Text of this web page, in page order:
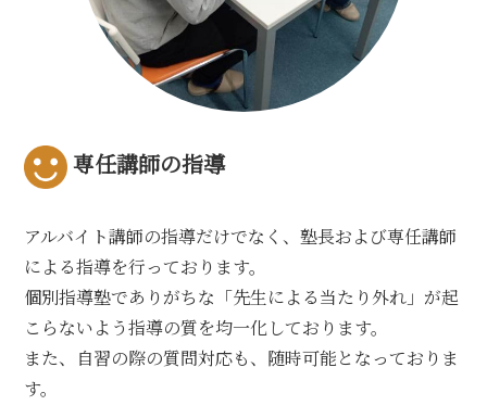
専任講師の指導
アルバイト講師の指導だけでなく、塾長および専任講師
による指導を行っております。
個別指導塾でありがちな「先生による当たり外れ」が起
こらないよう指導の質を均一化しております。
また、自習の際の質問対応も、随時可能となっておりま
す。